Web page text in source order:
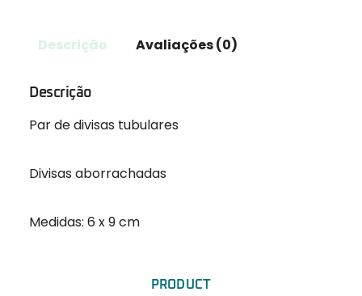
Descrição Avaliações (0)
Descrição
Par de divisas tubulares
Divisas aborrachadas
Medidas: 6 x 9 cm
PRODUCT